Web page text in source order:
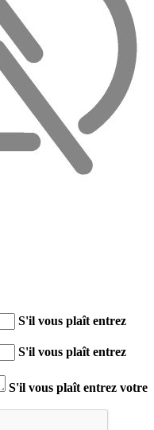
S'il vous plaît entrez
S'il vous plaît entrez
S'il vous plaît entrez votre